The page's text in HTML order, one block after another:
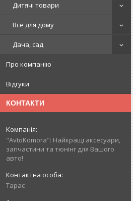
Дитячі товари
Все для дому
Дача, сад
Про компанію
Відгуки
КОНТАКТИ
"AvtoKomora": Найкращі аксесуари,
запчастини та тюнінг для Вашого
авто!
Тарас